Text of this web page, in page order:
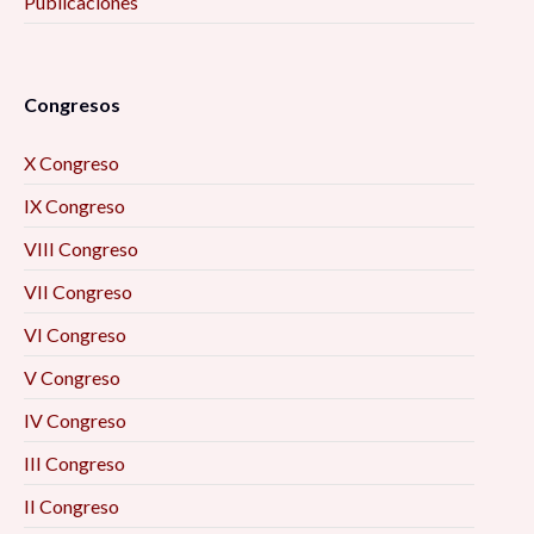
Congresos
X Congreso
IX Congreso
VIII Congreso
VII Congreso
VI Congreso
V Congreso
IV Congreso
III Congreso
II Congreso